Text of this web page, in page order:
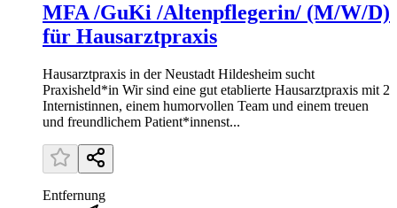
MFA /GuKi /Altenpflegerin/ (M/W/D)
für Hausarztpraxis
Hausarztpraxis in der Neustadt Hildesheim sucht
Praxisheld*in Wir sind eine gut etablierte Hausarztpraxis mit 2
Internistinnen, einem humorvollen Team und einem treuen
und freundlichem Patient*innenst...
Entfernung